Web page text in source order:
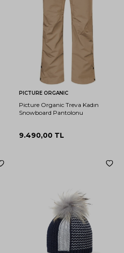
PICTURE ORGANIC
Picture Organic Treva Kadın
Snowboard Pantolonu
9.490,00 TL